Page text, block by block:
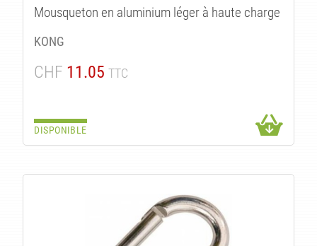
Mousqueton en aluminium léger à haute charge
KONG
CHF 11.05 TTC
DISPONIBLE